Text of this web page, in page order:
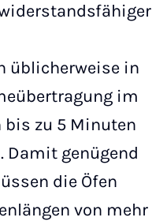
üblicherweise in
im
bis zu 5 Minuten
Damit genügend
die Öfen
von mehr